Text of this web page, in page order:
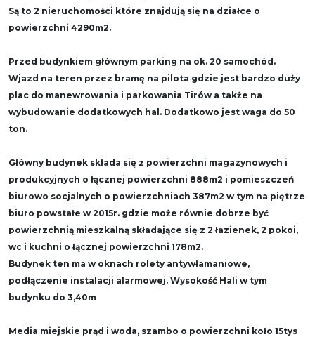
Są to 2 nieruchomości które znajdują się na działce o
powierzchni 4290m2.
Przed budynkiem głównym parking na ok. 20 samochód.
Wjazd na teren przez bramę na pilota gdzie jest bardzo duży
plac do manewrowania i parkowania Tirów a także na
wybudowanie dodatkowych hal. Dodatkowo jest waga do 50
ton.
Główny budynek składa się z powierzchni magazynowych i
produkcyjnych o łącznej powierzchni 888m2 i pomieszczeń
biurowo socjalnych o powierzchniach 387m2 w tym na piętrze
biuro powstałe w 2015r. gdzie może równie dobrze być
powierzchnią mieszkalną składające się z 2 łazienek, 2 pokoi,
wc i kuchni o łącznej powierzchni 178m2.
Budynek ten ma w oknach rolety antywłamaniowe,
podłączenie instalacji alarmowej. Wysokość Hali w tym
budynku do 3,40m
Media miejskie prąd i woda, szambo o powierzchni koło 15tys